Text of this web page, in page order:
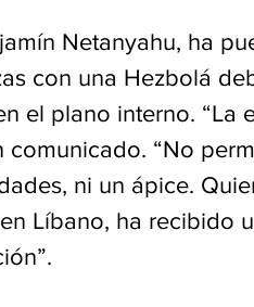
Netanyahu, ha
con una Hezbolá
el plano interno. “La
“No
ni un ápice.
Líbano, ha recibido